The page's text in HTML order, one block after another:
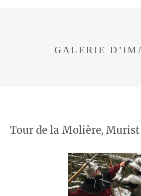
GALERIE
Tour de la Molière, Murist